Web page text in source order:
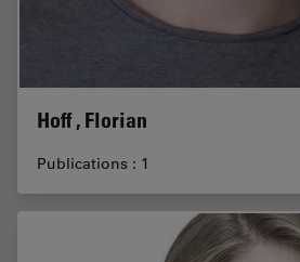
Hoff , Florian
Publications : 1